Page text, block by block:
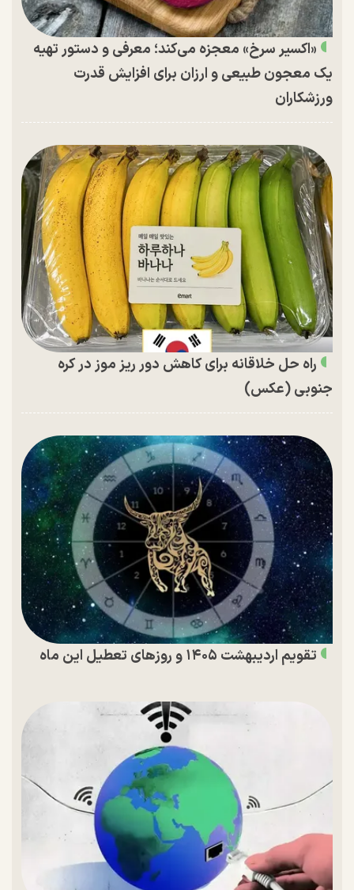
«اکسیر سرخ» معجزه می‌کند؛ معرفی و دستور تهیه
یک معجون طبیعی و ارزان برای افزایش قدرت
ورزشکاران
راه حل خلاقانه برای کاهش دور ریز موز در کره
جنوبی (عکس)
تقویم اردیبهشت ۱۴۰۵ و روز‌های تعطیل این ماه